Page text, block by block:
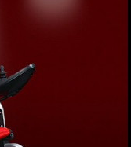
chiếc